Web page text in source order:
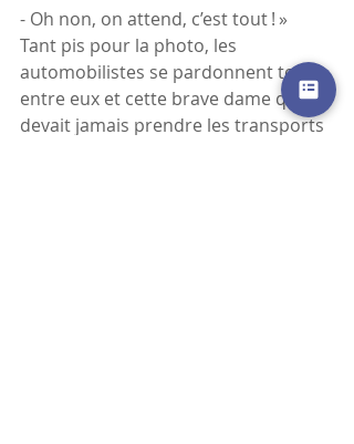
- Oh non, on attend, c’est tout ! »
Tant pis pour la photo, les
automobilistes se pardonnent tout
entre eux et cette brave dame qui ne
devait jamais prendre les transports